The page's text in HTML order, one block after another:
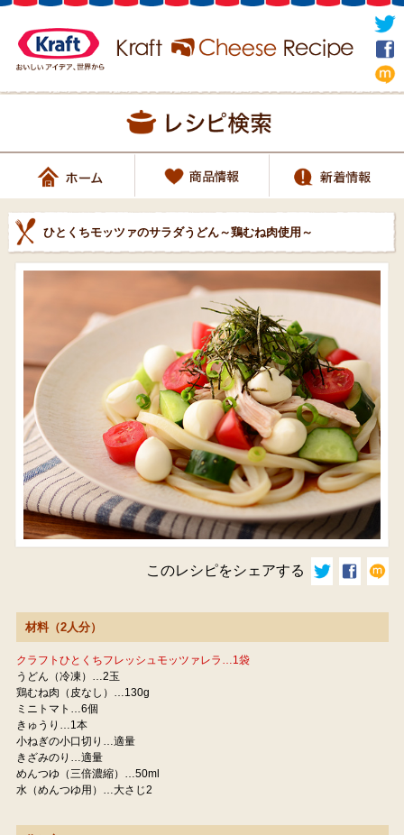
ひとくちモッツァのサラダうどん～鶏むね肉使用～
このレシピをシェアする
材料（2人分）
クラフトひとくちフレッシュモッツァレラ…1袋
うどん（冷凍）…2玉
鶏むね肉（皮なし）…130g
ミニトマト…6個
きゅうり…1本
小ねぎの小口切り…適量
きざみのり…適量
めんつゆ（三倍濃縮）…50ml
水（めんつゆ用）…大さじ2